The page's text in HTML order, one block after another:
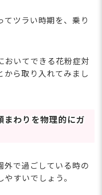
てツラい時期を、乗り
おいてできる花粉症対
から取り入れてみまし
まわりを物理的にガ
外で過ごしている時の
すいでしょう。